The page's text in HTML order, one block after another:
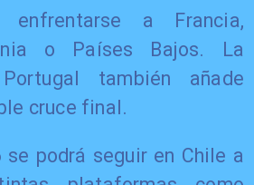
enfrentarse a Francia,
o Países Bajos. La
también añade
cruce final.
se podrá seguir en Chile a